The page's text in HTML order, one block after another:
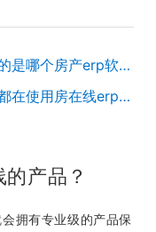
有提供提供合同功能的是哪个房产erp软件？
身边的房产中介同行都在使用房在线erp，跟梵讯比怎么样？
产品？
拥有专业级的产品保